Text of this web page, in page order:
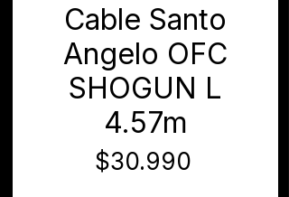
Cable Santo
Angelo OFC
SHOGUN L
4.57m
$30.990